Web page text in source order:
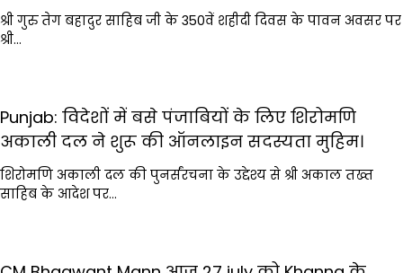
श्री गुरु तेग बहादुर साहिब जी के 350वें शहीदी दिवस के पावन अवसर पर
श्री…
Punjab: विदेशों में बसे पंजाबियों के लिए शिरोमणि
अकाली दल ने शुरू की ऑनलाइन सदस्यता मुहिम।
शिरोमणि अकाली दल की पुनर्संरचना के उद्देश्य से श्री अकाल तख्त
साहिब के आदेश पर…